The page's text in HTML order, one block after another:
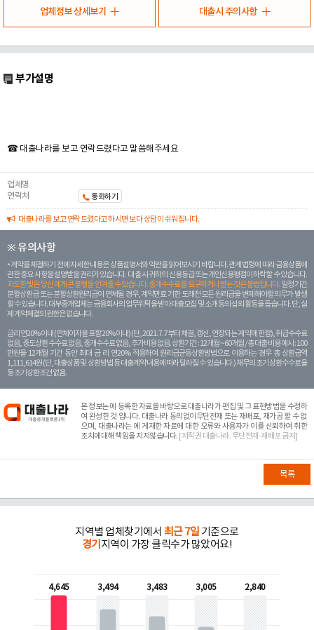
업체정보 상세보기 대출시 주의사항
부가설명
☎ 대출나라를 보고 연락드렸다고 말씀해주세요
업체명
연락처
통화하기
대출나라를 보고 연락드렸다고 하시면 보다 상담이 쉬워집니다.
※ 유의사항
계약을 체결하기 전에 자세한 내용은 상품설명서와 약관을 읽어보시기 바랍니다. 관계 법령에 따라 금융상품에
관한 중요 사항을 설명받을 권리가 있습니다. 대 출 시 귀하의 신용등급 또는 개인신용평점이 하락할 수 있습니다.
과도한 빚은 당신 에게 큰 불행을 안겨줄 수 있습니다. 중개수수료를 요구하거나 받는 것은 불법입니다. 일정 기간
분할상환금 또는 분할상환원리금이 연체될 경우, 계약만료 기한 도래전 모든 원리금을 변제해야할 의무가 발생
할 수 있습니다. 대부중개업체는 금융회사의 업무위탁을 받아 대출모집 및 소개 등의 섭외 활동을 돕습니다. 단, 실
제 계약체결의 권한은 없습니다.
금리 연20% 이내 (연체이자율 포함 20% 이내) (단, 2021. 7. 7부터 체결, 갱신, 연장되는 계 약에 한함), 취급수수료
없음, 중도상환 수수료 없음, 중개수수료 없음, 추가비용 없음. 상환기간 : 12개월 ~ 60개월 / 총 대출 비용 예시 : 100
만원을 12개월 기간 동안 최대 금 리 연20% 적용하여 원리금균등상환방법으로 이용하는 경우 총 상환금액
1,111,614원 (단, 대출상품 및 상환방법 등 대출계약 내용에 따라 달라질 수 있습니다.) 채무의 조기 상환수수료율
등 조기상환조건 없음.
본 정보는에 등록한 자료를 바탕으로 대출나라가 편집 및 그 표현방법을 수정하
여 완성한 것 입니다. 대출나라 동의없이무단전재 또는 재배포, 재가공 할 수 없
으며, 대출나라는 에 게재한 자료에 대한 오류와 사용자가 이를 신뢰하여 취한
조치에대해 책임을 지지않습니다. [저작권 대출나라. 무단전재-재배포 금지]
목록
지역별 업체찾기에서 최근 7일 기준으로
경기 지역이 가장 클릭수가 많았어요!
4,645 3,494 3,483 3,005 2,840